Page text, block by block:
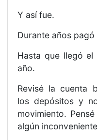
Y así fue.
Durante años
Hasta que llegó
año.
Revisé la cuenta
los depósitos y
movimiento.
algún